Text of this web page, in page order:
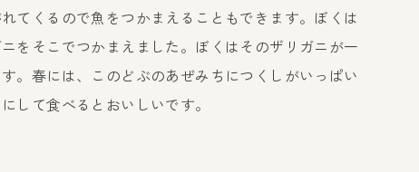
てくるので魚をつかまえることもできます。ぼくは
をそこでつかまえました。ぼくはそのザリガニが一
。春には、このどぶのあぜみちにつくしがいっぱい
して食べるとおいしいです。